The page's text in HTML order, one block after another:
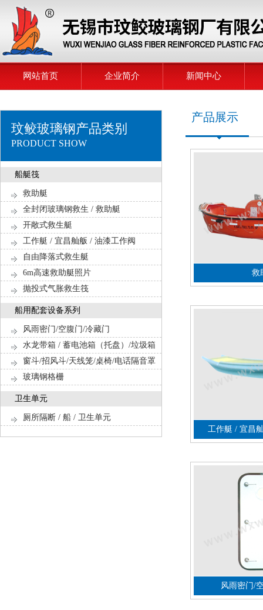
网站首页 企业简介 新闻中心
玟鲛玻璃钢产品类别
PRODUCT SHOW
船艇筏
救助艇
全封闭玻璃钢救生 / 救助艇
开敞式救生艇
工作艇 / 宜昌舢舨 / 油漆工作阀
自由降落式救生艇
6m高速救助艇照片
抛投式气胀救生筏
船用配套设备系列
风雨密门/空腹门/冷藏门
水龙带箱 / 蓄电池箱（托盘）/垃圾箱
窗斗/招风斗/天线笼/桌椅/电话隔音罩
玻璃钢格栅
卫生单元
厕所隔断 / 船 / 卫生单元
产品展示
救
工作艇 / 宜昌
风雨密门/